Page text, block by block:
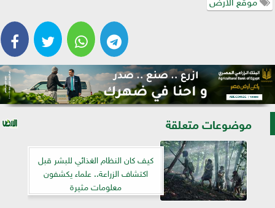
موضوعات متعلقة
كيف كان النظام الغذائي للبشر قبل
اكتشاف الزراعة.. علماء يكشفون
معلومات مثيرة